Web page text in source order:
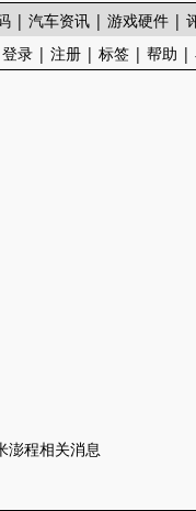
| 汽车资讯 | 游戏硬件 |
登录 | 注册 | 标签 | 帮助 |
澎程相关消息